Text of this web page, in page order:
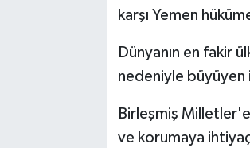
karşı Yemen
Dünyanın en fakir
nedeniyle büyüyen
Birleşmiş
ve korumaya